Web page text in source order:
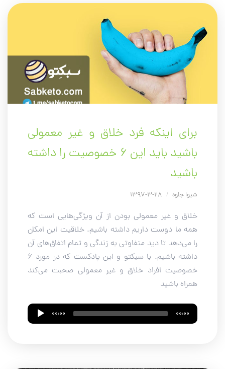
برای اینکه فرد خلاق و غیر معمولی
باشید باید این ۶ خصوصیت را داشته
باشید
شیوا جلوه /
خلاق و غیر معمولی بودن از آن ویژگی‌هایی است که
همه ما دوست داریم داشته باشیم. خلاقیت این امکان
را می‌دهد تا دید متفاوتی به زندگی و تمام اتفاق‌های آن
داشته باشیم. با سبکتو و این پادکست که در مورد 6
خصوصیت افراد خلاق و غیر معمولی صحبت می‌کند
همراه باشید
Audio
Player
00:00 00:00